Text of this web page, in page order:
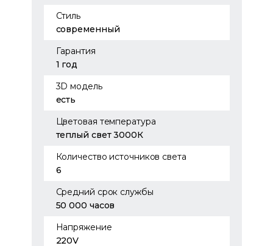
Стиль
современный
Гарантия
1 год
3D модель
есть
Цветовая температура
теплый свет 3000К
Количество источников света
6
Средний срок службы
50 000 часов
Напряжение
220V